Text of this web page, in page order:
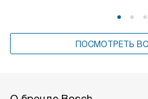
ПОСМОТРЕТЬ